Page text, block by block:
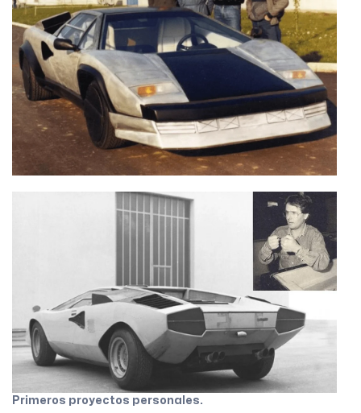
Primeros proyectos personales.